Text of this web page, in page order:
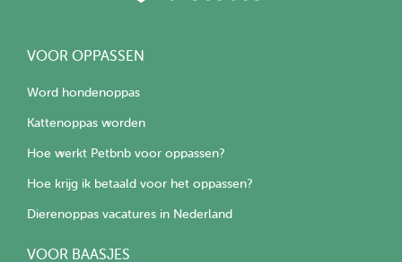
VOOR OPPASSEN
Word hondenoppas
Kattenoppas worden
Hoe werkt Petbnb voor oppassen?
Hoe krijg ik betaald voor het oppassen?
Dierenoppas vacatures in Nederland
VOOR BAASJES